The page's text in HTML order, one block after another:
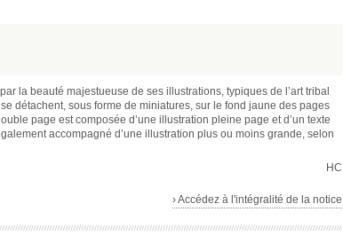
la beauté majestueuse de ses illustrations, typiques de l’art tribal
détachent, sous forme de miniatures, sur le fond jaune des pages
page est composée d’une illustration pleine page et d’un texte
accompagné d’une illustration plus ou moins grande, selon
HC
› Accédez à l'intégralité de la notice